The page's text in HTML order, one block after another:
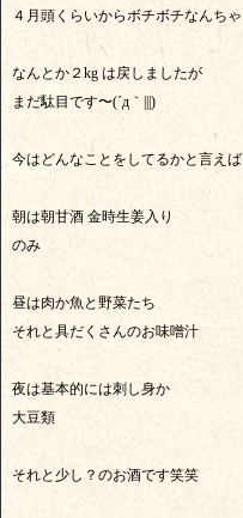
４月頭くらいからボチボチなんち
なんとか２kg は戻しましたが
まだ駄目です〜(´д｀|||)
今はどんなことをしてるかと言えば
朝は朝甘酒 金時生姜入り
のみ
昼は肉か魚と野菜たち
それと具だくさんのお味噌汁
夜は基本的には刺し身か
大豆類
それと少し？のお酒です笑笑